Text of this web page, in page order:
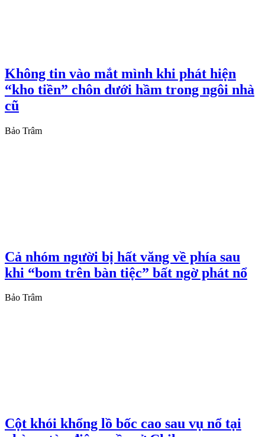
Không tin vào mắt mình khi phát hiện
“kho tiền” chôn dưới hầm trong ngôi nhà
cũ
Bảo Trâm
Cả nhóm người bị hất văng về phía sau
khi “bom trên bàn tiệc” bất ngờ phát nổ
Bảo Trâm
Cột khói khổng lồ bốc cao sau vụ nổ tại